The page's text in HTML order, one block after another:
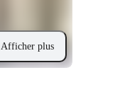
Afficher plus